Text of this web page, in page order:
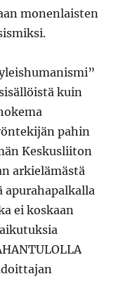
monenlaisten
kuin
pahin
Keskusliiton
arkielämästä
apurahapalkalla
ei koskaan